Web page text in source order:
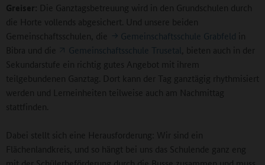
Greiser: Die Ganztagsbetreuung wird in den Grundschulen durch
die Horte vollends abgesichert. Und unsere beiden
Gemeinschaftsschulen, die
Gemeinschaftsschule Grabfeld in
Bibra und die
Gemeinschaftsschule Trusetal
, bieten auch in der
Sekundarstufe ein richtig gutes Angebot mit ihrem
teilgebundenen Ganztag. Dort kann der Tag ganztägig rhythmisiert
werden und Lerneinheiten teilweise auch am Nachmittag
stattfinden.
Dabei stellt sich eine Herausforderung: Wir sind ein
Flächenlandkreis, und so hängt bei uns das Schulende ganz eng